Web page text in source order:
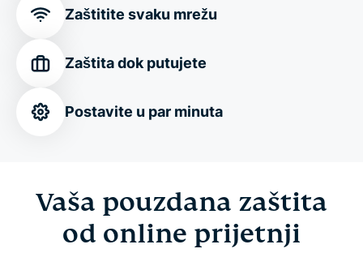
2026™
Prilagodite svoju vezu
Preuzmite ExpressVPN za samo nekoliko minuta
kartici, zaštitom identiteta i drugo
Što naši fanovi iz cijelog svijeta kažu o nama
Zaštitite svaku mrežu
Zaštita dok putujete
Postavite u par minuta
Vaša pouzdana zaštita
od online prijetnji